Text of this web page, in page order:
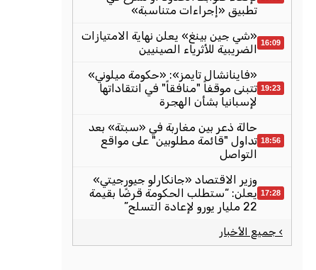
تطبيق «إجراءات متناسبة»
16:09 «شي جين بينغ» يعلن نهاية الامتيازات
الضريبية للأثرياء الصينيين
19:23
«فاينانشال تايمز»: «حكومة ميلوني»
تتبنى موقفاً "منافقاً" في انتقاداتها
لإسبانيا بشأن الهجرة
18:56
حالة ذعر بين مغاربة في «سبتة» بعد
تداول "قائمة مطلوبين" على مواقع
التواصل
17:28
وزير الاقتصاد «جانكارلو جيورجيتي»
يعلن: “ستطلب الحكومة قرضًا بقيمة
22 مليار يورو لإعادة التسلح”
› جميع الأخبار